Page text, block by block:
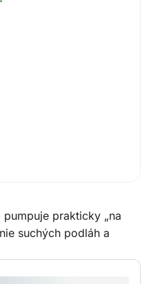
prakticky „na
suchých podláh a